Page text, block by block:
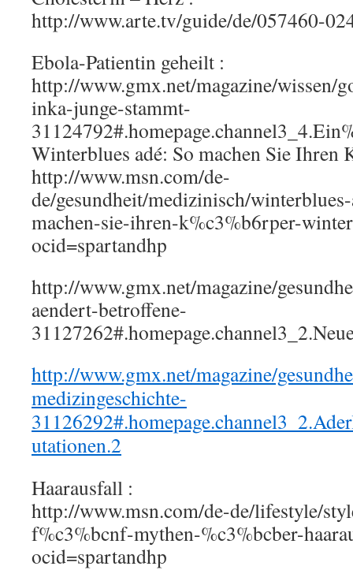
http://www.arte.tv/guide/de/057460-
Ebola-Patientin geheilt :
http://www.gmx.net/magazine/wissen/
inka-junge-stammt-
Winterblues adé: So machen Sie
http://www.msn.com/de-
de/gesundheit/medizinisch/
machen-sie-ihren-k%c3%b6rper-
ocid=spartandhp
http://www.gmx.net/magazine/
aendert-betroffene-
http://www.gmx.net/magazine/
medizingeschichte-
utationen.2
Haarausfall :
http://www.msn.com/de-de/lifestyle/
f%c3%bcnf-mythen-%c3%bcber-
ocid=spartandhp